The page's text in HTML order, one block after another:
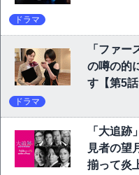
ドラマ
「ファ
の噂の的
す【第5話
ドラマ
「大追
見者の望
揃って炎